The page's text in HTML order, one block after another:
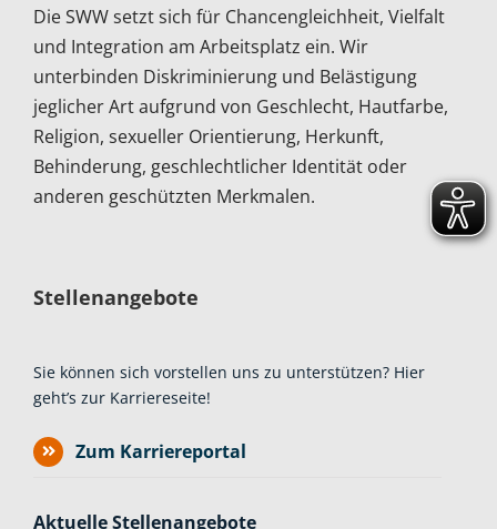
Die SWW setzt sich für Chancengleichheit, Vielfalt
und Integration am Arbeitsplatz ein. Wir
unterbinden Diskriminierung und Belästigung
jeglicher Art aufgrund von Geschlecht, Hautfarbe,
Religion, sexueller Orientierung, Herkunft,
Behinderung, geschlechtlicher Identität oder
anderen geschützten Merkmalen.
Stellenangebote
Sie können sich vorstellen uns zu unterstützen? Hier
geht’s zur Karriereseite!
Zum Karriereportal
Aktuelle Stellenangebote